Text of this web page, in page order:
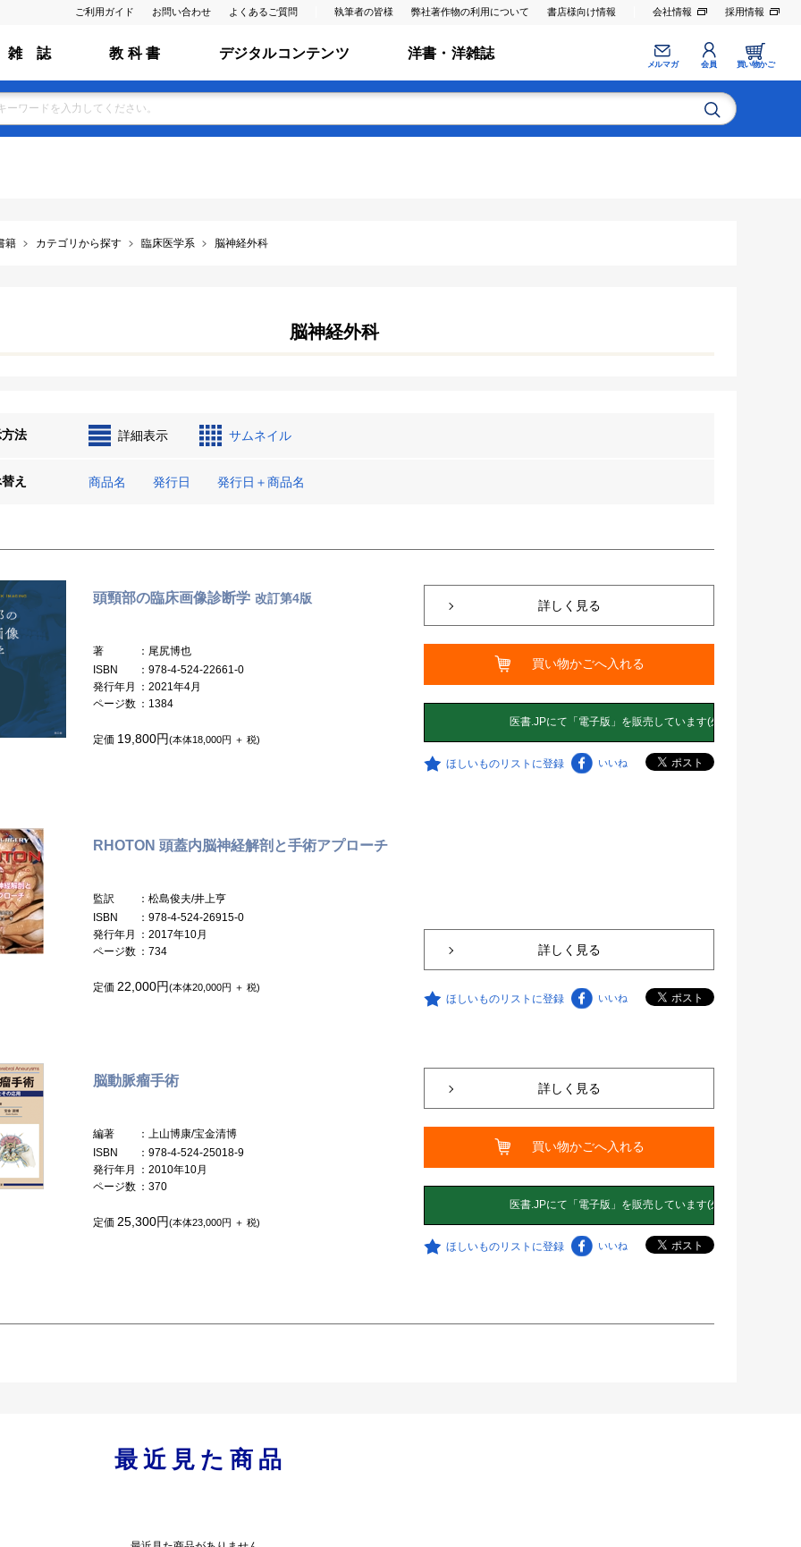
ご利用ガイド お問い合わせ よくあるご質問 執筆者の皆様 弊社著作物の利用について 書店様向け情報 会社情報 採用情報
雑 誌 教 科 書 デジタルコンテンツ 洋書・洋雑誌
メルマガ 会員 買い物かご
籍 カテゴリから探す 臨床医学系 脳神経外科
脳神経外科
法 詳細表示 サムネイル
え 商品名 発行日 発行日＋商品名
頭頸部の臨床画像診断学 改訂第4版
著
：尾尻博也
ISBN
：978-4-524-22661-0
発行年月
：2021年4月
ページ数 ：1384
定価 19,800円(本体18,000円 ＋ 税)
詳しく見る
買い物かごへ入れる
ほしいものリストに登録 いいね
RHOTON 頭蓋内脳神経解剖と手術アプローチ
監訳
：松島俊夫/井上亨
ISBN
：978-4-524-26915-0
発行年月
：2017年10月
ページ数 ：734
定価 22,000円(本体20,000円 ＋ 税)
詳しく見る
ほしいものリストに登録 いいね
脳動脈瘤手術
編著
：上山博康/宝金清博
ISBN
：978-4-524-25018-9
発行年月
：2010年10月
ページ数 ：370
定価 25,300円(本体23,000円 ＋ 税)
詳しく見る
買い物かごへ入れる
ほしいものリストに登録 いいね
最近見た商品